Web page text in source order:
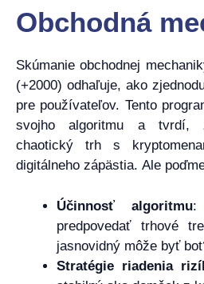
Obchodná
Skúmanie obchodnej
(+2000) odhaľuje, ako
pre používateľov. Tento
svojho algoritmu a tvrdí,
chaotický trh s
digitálneho zápästia. Ale
Účinnosť algoritmu:
predpovedať trhové
jasnovidný môže byť
Stratégie riadenia